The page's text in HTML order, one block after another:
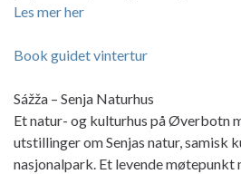
Les mer her
Book guidet vintertur
Sážža – Senja Naturhus
Et natur- og kulturhus på Øverbotn
utstillinger om Senjas natur, samisk
nasjonalpark. Et levende